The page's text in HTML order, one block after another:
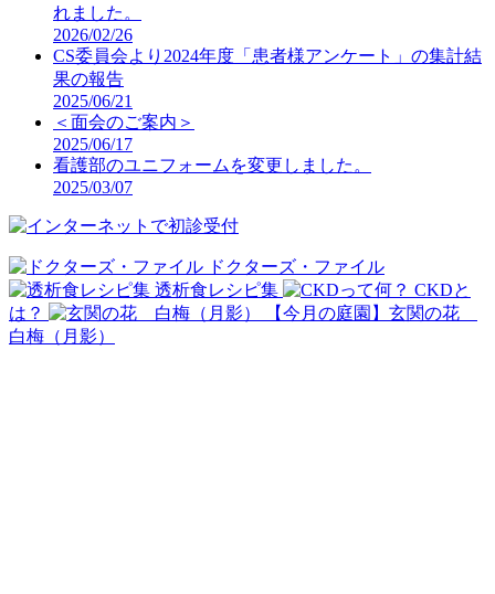
れました。
2026/02/26
CS委員会より2024年度「患者様アンケート」の集計結
果の報告
2025/06/21
＜面会のご案内＞
2025/06/17
看護部のユニフォームを変更しました。
2025/03/07
ドクターズ・ファイル
透析食レシピ集
CKDと
は？
【今月の庭園】玄関の花
白梅（月影）